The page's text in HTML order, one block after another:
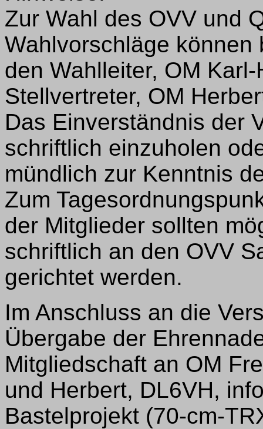
Zur Wahl des OVV und
Wahlvorschläge können
den Wahlleiter, OM
Stellvertreter, OM
Das Einverständnis der
schriftlich einzuholen
mündlich zur Kenntnis
Zum
der Mitglieder sollten
schriftlich an den OVV
gerichtet werden.
Im Anschluss an die
Übergabe der
Mitgliedschaft an OM
und Herbert, DL6VH,
Bastelprojekt (70-cm-